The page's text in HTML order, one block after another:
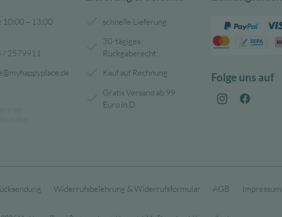
10:00 – 13:00
/ 2579911
schnelle Lieferung
30-tägiges
Rückgaberecht
Kauf auf Rechnung
Gratis Versand ab 99
Euro in D
Folge uns auf
Widerrufsbelehrung & Widerrufsformular AGB Impressum